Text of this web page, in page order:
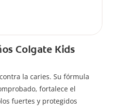
Colgate Kids
la caries. Su fórmula
fortalece el
fuertes y protegidos